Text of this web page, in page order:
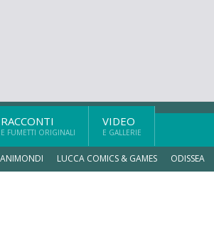
RACCONTI
E FUMETTI ORIGINALI
VIDEO
E GALLERIE
LUCCA COMICS & GAMES ODISSEA